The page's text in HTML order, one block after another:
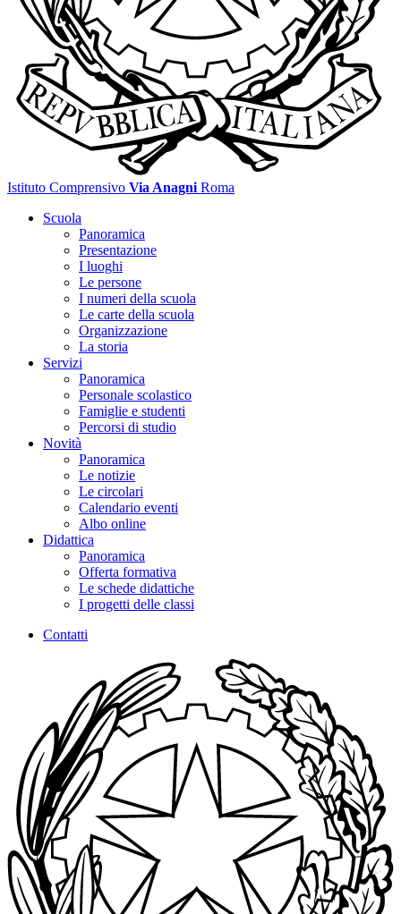
Istituto Comprensivo Via Anagni Roma
Scuola
Panoramica
Presentazione
I luoghi
Le persone
I numeri della scuola
Le carte della scuola
Organizzazione
La storia
Servizi
Panoramica
Personale scolastico
Famiglie e studenti
Percorsi di studio
Novità
Panoramica
Le notizie
Le circolari
Calendario eventi
Albo online
Didattica
Panoramica
Offerta formativa
Le schede didattiche
I progetti delle classi
Contatti